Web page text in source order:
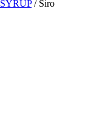
SYRUP /Siro